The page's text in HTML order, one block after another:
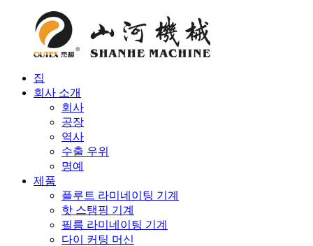
집
회사 소개
회사
공장
역사
수출 우위
명예
제품
플루트 라미네이팅 기계
핫 스탬핑 기계
필름 라미네이팅 기계
다이 커팅 머신